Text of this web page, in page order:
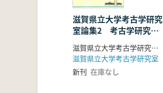
滋賀県立大学考古学研究
室論集2 考古学研究室
30周年記念
滋賀県立大学考古学研究室 編
滋賀県立大学考古学研究室
新刊 在庫なし